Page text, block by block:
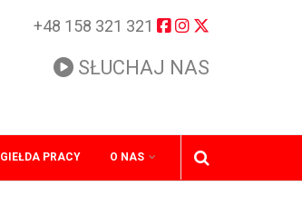
+48 158 321 321
SŁUCHAJ NAS
GIEŁDA PRACY O NAS